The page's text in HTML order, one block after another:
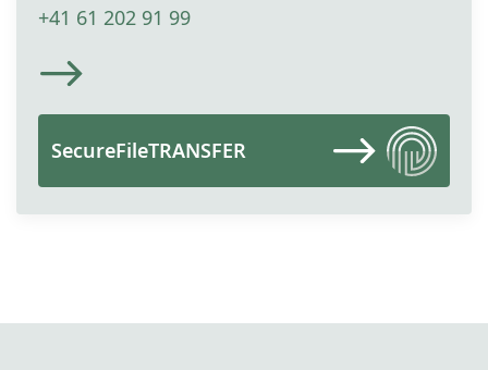
+41 61 202 91 99
SecureFileTRANSFER